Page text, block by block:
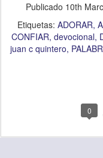
Publicado 10th
Etiquetas: ADORAR
CONFIAR devocional
juan c quintero
0